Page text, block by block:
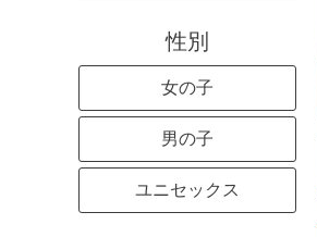
性別
女の子
男の子
ユニセックス